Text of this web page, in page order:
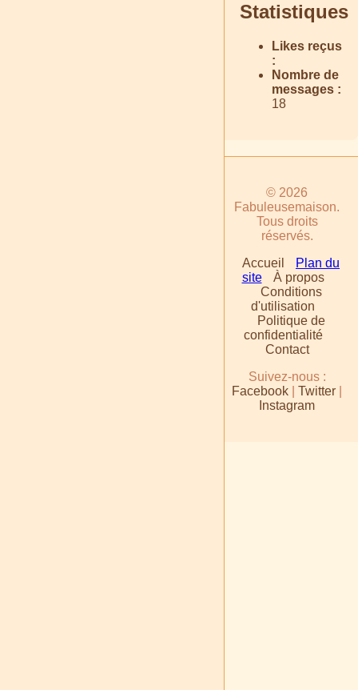
Statistiques
Likes reçus
:
Nombre de
messages :
18
© 2026
Fabuleusemaison.
Tous droits
réservés.
Accueil
Plan du
site
À propos
Conditions
d'utilisation
Politique de
confidentialité
Contact
Suivez-nous :
Facebook
Twitter
Instagram